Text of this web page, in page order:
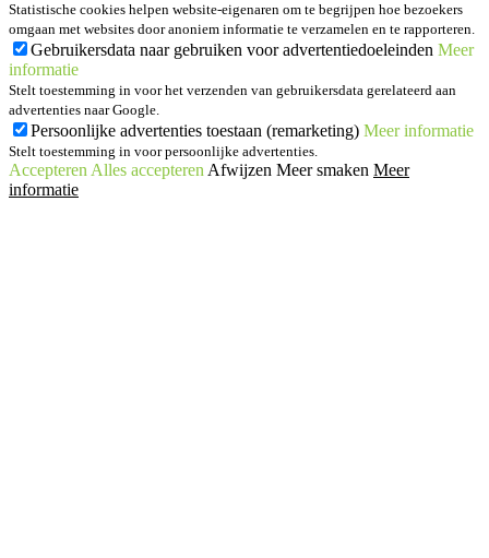
Statistische cookies helpen website-eigenaren om te begrijpen hoe bezoekers
omgaan met websites door anoniem informatie te verzamelen en te rapporteren.
Gebruikersdata naar gebruiken voor advertentiedoeleinden Meer
informatie
Stelt toestemming in voor het verzenden van gebruikersdata gerelateerd aan
advertenties naar Google.
Persoonlijke advertenties toestaan (remarketing) Meer informatie
Stelt toestemming in voor persoonlijke advertenties.
Accepteren Alles accepteren Afwijzen Meer smaken Meer
informatie